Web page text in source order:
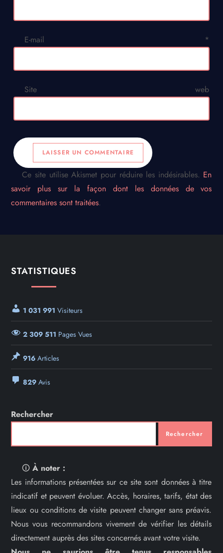
E-mail *
Site web
Ce site utilise Akismet pour réduire les indésirables. En
savoir plus sur la façon dont les données de vos
commentaires sont traitées.
STATISTIQUES
1 031 991 Visiteurs
2 309 511 Pages Vues
916 Articles
829 Avis
Rechercher
Rechercher
🛈À noter :
Les informations présentées sur ce site sont données à titre
indicatif et peuvent évoluer. Accès, horaires, tarifs, état des
lieux ou conditions de visite peuvent changer sans préavis.
Nous vous recommandons vivement de vérifier les détails
directement auprès des sites concernés avant votre visite.